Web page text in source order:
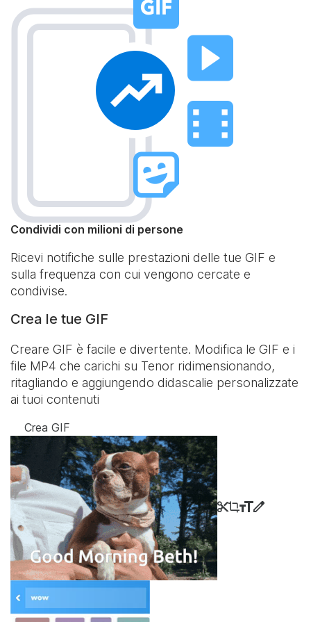
Condividi con milioni di persone
Ricevi notifiche sulle prestazioni delle tue GIF e
sulla frequenza con cui vengono cercate e
condivise.
Crea le tue GIF
Creare GIF è facile e divertente. Modifica le GIF e i
file MP4 che carichi su Tenor ridimensionando,
ritagliando e aggiungendo didascalie personalizzate
ai tuoi contenuti
Crea GIF